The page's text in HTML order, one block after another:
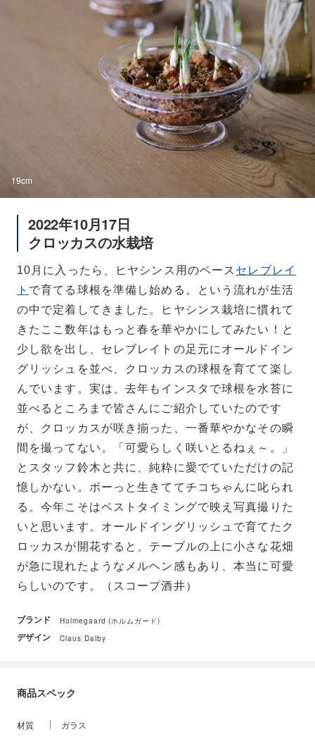
19cm
2022年10月17日
クロッカスの水栽培
10月に入ったら、ヒヤシンス用のベース セレブレイ
ト で育てる球根を準備し始める。という流れが生活
の中で定着してきました。ヒヤシンス栽培に慣れて
きたここ数年はもっと春を華やかにしてみたい！と
少し欲を出し、セレブレイトの足元にオールドイン
グリッシュを並べ、クロッカスの球根を育てて楽し
んでいます。実は、去年もインスタで球根を水苔に
並べるところまで皆さんにご紹介していたのです
が、クロッカスが咲き揃った、一番華やかなその瞬
間を撮ってない。「可愛らしく咲いとるねぇ～。」
とスタッフ鈴木と共に、純粋に愛でていただけの記
憶しかない。ボーっと生きててチコちゃんに叱られ
る。今年こそはベストタイミングで映え写真撮りた
いと思います。オールドイングリッシュで育てたク
ロッカスが開花すると、テーブルの上に小さな花畑
が急に現れたようなメルヘン感もあり、本当に可愛
らしいのです。（スコープ酒井）
ブランド Holmegaard (ホルムガード)
デザイン Claus Dalby
商品スペック
材質
ガラス